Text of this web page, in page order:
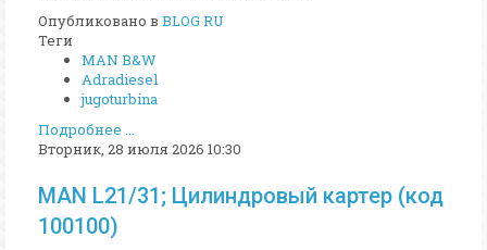
Опубликовано в BLOG RU
Теги
MAN B&W
Adradiesel
jugoturbina
Подробнее ...
Вторник, 28 июля 2026 10:30
MAN L21/31; Цилиндровый картер (код
100100)